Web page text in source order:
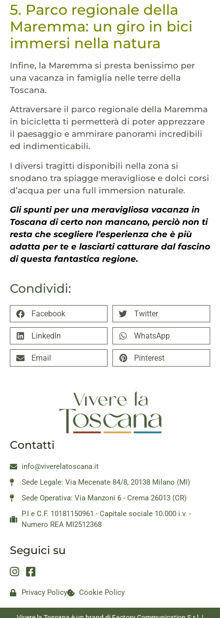
Condividi:
Facebook Twitter
LinkedIn WhatsApp
Email Pinterest
5. Parco regionale della
Maremma: un giro in bici
immersi nella natura
Infine, la Maremma si presta benissimo per
una vacanza in famiglia nelle terre della
Toscana.
Attraversare il parco regionale della Maremma
in bicicletta ti permetterà di poter apprezzare
il paesaggio e ammirare panorami incredibili
ed indimenticabili.
I diversi tragitti disponibili nella zona si
snodano tra spiagge meravigliose e dolci corsi
d’acqua per una full immersion naturale.
Gli spunti per una meravigliosa vacanza in
Toscana di certo non mancano, perciò non ti
resta che scegliere l’esperienza che è più
adatta per te e lasciarti catturare dal fascino
di questa fantastica regione.
Contatti
info@viverelatoscana.it
Sede Legale: Via Mecenate 84/8, 20138 Milano (MI)
Sede Operativa: Via Manzoni 6 - Crema 26013 (CR)
P.I e C.F. 10181150961 - Capitale sociale 10.000 i.v. -
Numero REA MI2512368
Seguici su
Privacy Policy Cookie Policy